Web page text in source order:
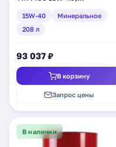
15W-40
Минеральное
208 л
93 037 ₽
В корзину
Запрос цены
В наличии